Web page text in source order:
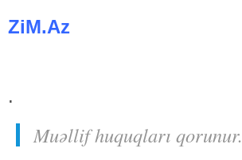
ZiM.Az
.
Muəllif huquqları qorunur.